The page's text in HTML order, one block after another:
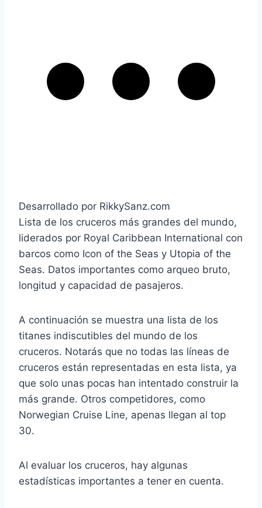
Desarrollado por RikkySanz.com
Lista de los cruceros más grandes del mundo,
liderados por Royal Caribbean International con
barcos como Icon of the Seas y Utopia of the
Seas. Datos importantes como arqueo bruto,
longitud y capacidad de pasajeros.
A continuación se muestra una lista de los
titanes indiscutibles del mundo de los
cruceros. Notarás que no todas las líneas de
cruceros están representadas en esta lista, ya
que solo unas pocas han intentado construir la
más grande. Otros competidores, como
Norwegian Cruise Line, apenas llegan al top
30.
Al evaluar los cruceros, hay algunas
estadísticas importantes a tener en cuenta.